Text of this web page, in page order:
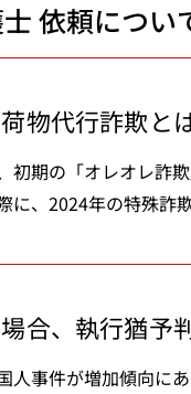
依頼につい
物代行詐欺と
初期の「オレオレ詐
に、2024年の特殊詐
合、執行猶予
人事件が増加傾向に